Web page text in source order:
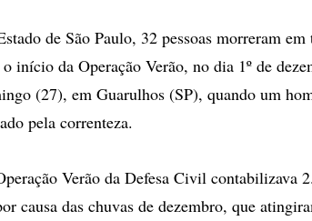
de São Paulo, 32 pessoas morreram em
o início da Operação Verão, no dia 1º de
(27), em Guarulhos (SP), quando um
pela correnteza.
Verão da Defesa Civil contabilizava
causa das chuvas de dezembro, que